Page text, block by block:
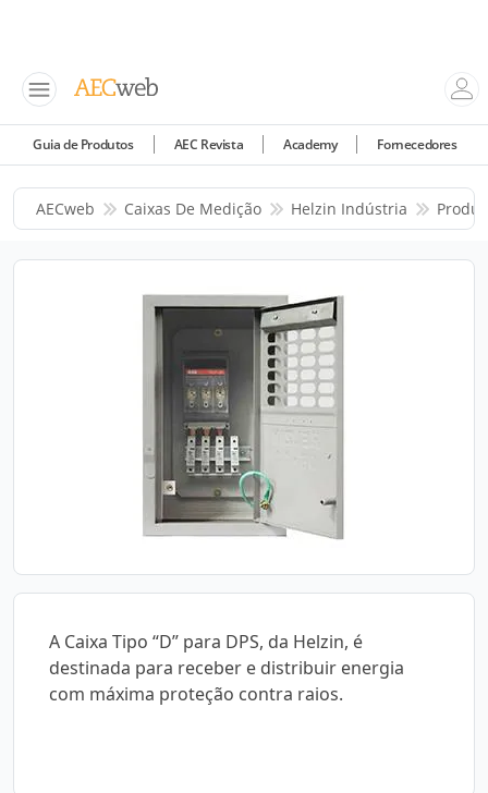
Guia de Produtos AEC Revista Academy Fornecedores
AECweb Caixas De Medição Helzin Indústria
A Caixa Tipo “D” para DPS, da Helzin, é
destinada para receber e distribuir energia
com máxima proteção contra raios.